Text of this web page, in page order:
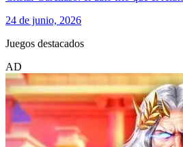
24 de junio, 2026
Juegos destacados
AD